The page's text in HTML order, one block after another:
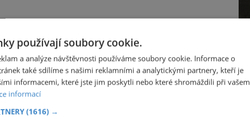
používají soubory cookie.
a analýze návštěvnosti používáme soubory cookie. Informace o
také sdílíme s našimi reklamními a analytickými partnery, kteří je
informacemi, které jste jim poskytli nebo které shromáždili při vašem
informací
(1616) →